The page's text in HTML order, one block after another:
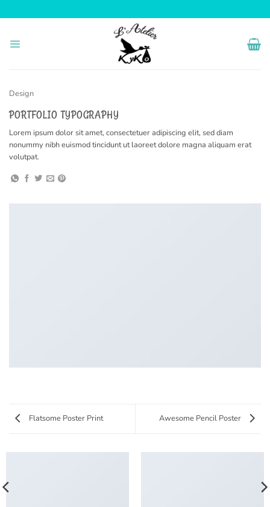
au
Design
PORTFOLIO TYPOGRAPHY
Lorem ipsum dolor sit amet, consectetuer adipiscing elit, sed diam
nonummy nibh euismod tincidunt ut laoreet dolore magna aliquam erat
volutpat.
Flatsome Poster Print Awesome Pencil Poster